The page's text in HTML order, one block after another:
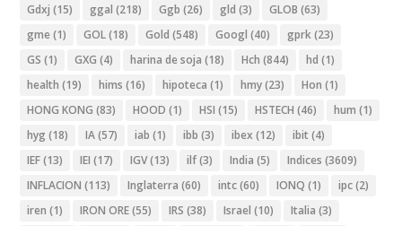
Gdxj (15) ggal (218) Ggb (26) gld (3) GLOB (63)
gme (1) GOL(18) Gold (548) Googl (40) gprk(23)
GS (1) GXG (4) harina de soja (18) Hch (844) hd (1)
health (19) hims (16) hipoteca (1) hmy(23) Hon (1)
HONG KONG (83) HOOD (1) HSI (15) HSTECH (46) hum (1)
hyg (18) IA(57) iab (1) ibb (3) ibex (12) ibit (4)
IEF(13) IEI (17) IGV(13) ilf(3) India (5) Indices (3609)
INFLACION (113) Inglaterra (60) intc(60) IONQ (1) ipc(2)
iren (1) IRON ORE(55) IRS (38) Israel (10) Italia (3)